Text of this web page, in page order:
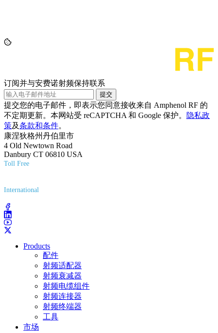
订阅并与安费诺射频保持联系
提交
提交您的电子邮件，即表示您同意接收来自 Amphenol RF 的
不定期更新。本网站受 reCAPTCHA 和 Google 保护。
隐私政
策及条款和条件。
康涅狄格州丹伯里市
4 Old Newtown Road
Danbury CT 06810 USA
Toll Free
International
Products
配件
射频适配器
射频衰减器
射频电缆组件
射频连接器
射频终端器
工具
市场